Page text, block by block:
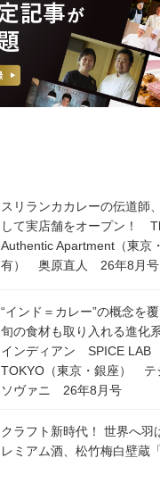
スリランカカレーの伝道師
して実店舗をオープン！
Authentic Apartment（東京
有） 奥原直人 26年8月号
“インド＝カレー”の概念を
旬の食材も取り入れる進化
インディアン SPICE LAB
TOKYO（東京・銀座） テ
ソヴァニ 26年8月号
クラフト新時代！ 世界へ羽
レミアム酒、松竹梅白壁蔵